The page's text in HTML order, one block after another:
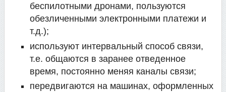
беспилотными дронами, пользуются
обезличенными электронными платежи и
т.д.);
используют интервальный способ связи,
т.е. общаются в заранее отведенное
время, постоянно меняя каналы связи;
передвигаются на машинах, оформленных